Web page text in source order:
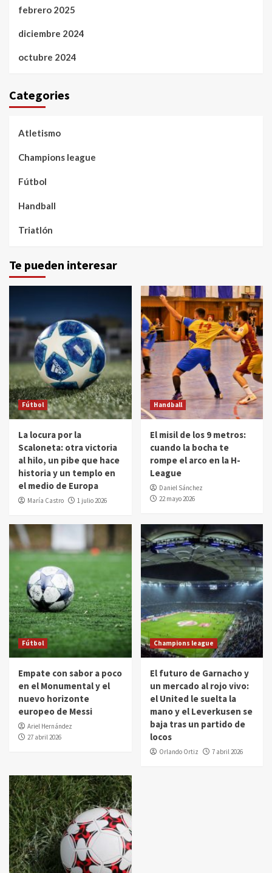
febrero 2025
diciembre 2024
octubre 2024
Categories
Atletismo
Champions league
Fútbol
Handball
Triatlón
Te pueden interesar
Fútbol
La locura por la
Scaloneta: otra victoria
al hilo, un pibe que hace
historia y un templo en
el medio de Europa
María Castro 1 julio 2026
Handball
El misil de los 9 metros:
cuando la bocha te
rompe el arco en la H-
League
Daniel Sánchez
22 mayo 2026
Fútbol
Empate con sabor a poco
en el Monumental y el
nuevo horizonte
europeo de Messi
Ariel Hernández
27 abril 2026
Champions league
El futuro de Garnacho y
un mercado al rojo vivo:
el United le suelta la
mano y el Leverkusen se
baja tras un partido de
locos
Orlando Ortiz 7 abril 2026